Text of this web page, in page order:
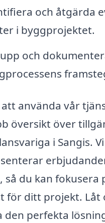
och åtgärda
i byggprojektet.
och
använda vår
översikt över
i Sangis.
så du kan fokusera
för ditt projekt. Låt
den perfekta